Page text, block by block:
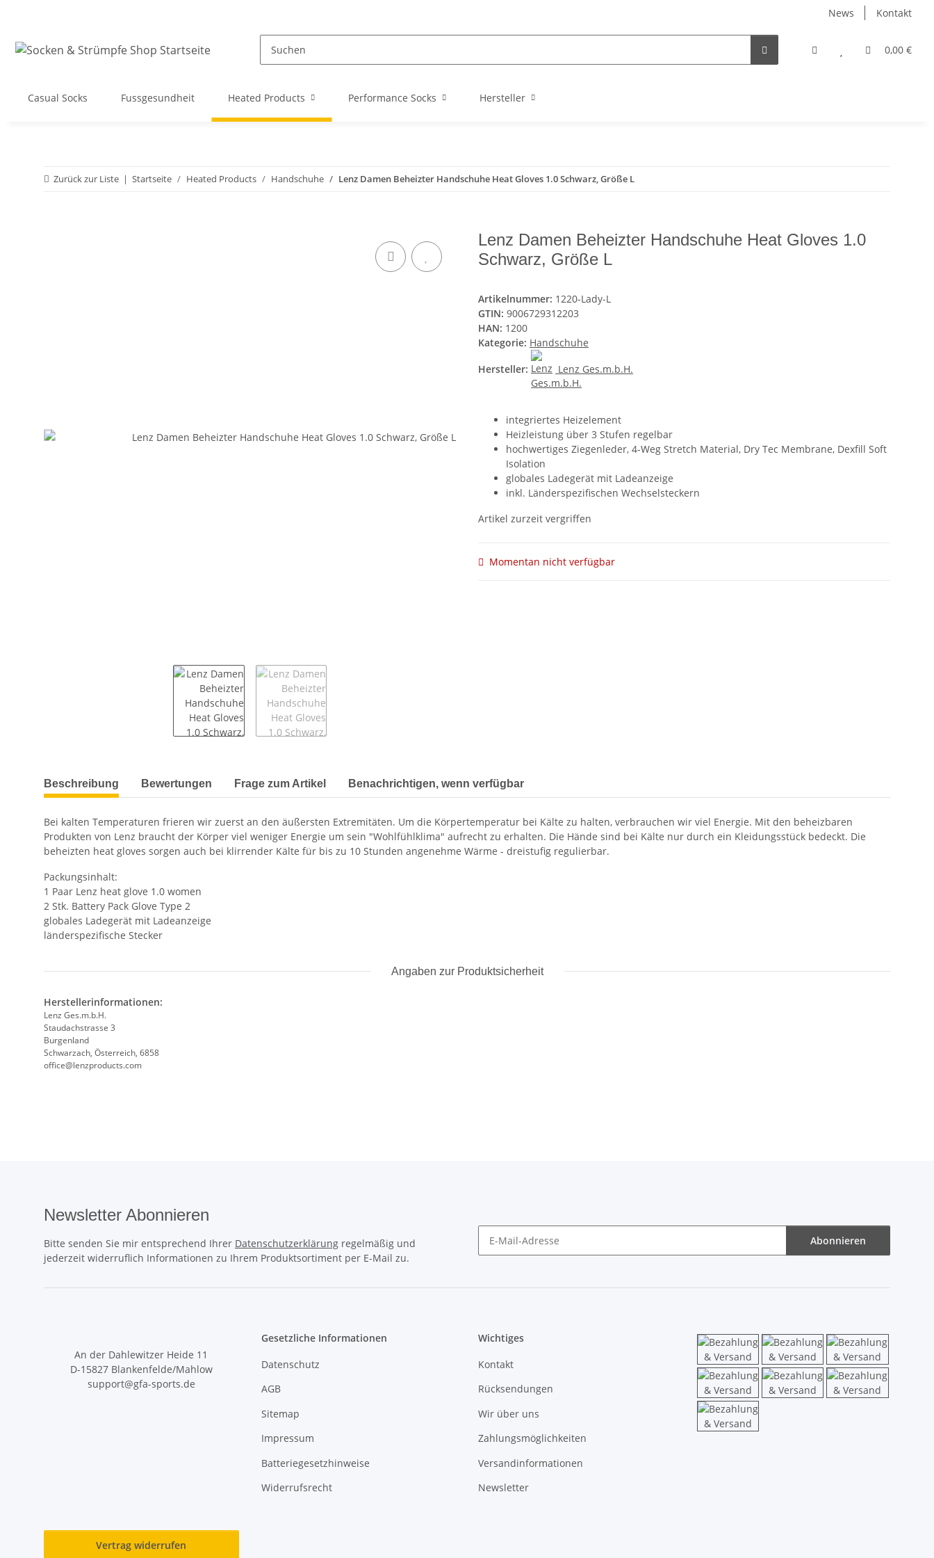
News Kontakt
0,00 €
Casual Socks Fussgesundheit Heated Products Performance Socks Hersteller
Zurück zur Liste Startseite Heated Products Handschuhe Lenz Damen Beheizter Handschuhe Heat Gloves 1.0 Schwarz, Größe L
Lenz Damen Beheizter Handschuhe Heat Gloves 1.0
Schwarz, Größe L
Artikelnummer: 1220-Lady-L
GTIN: 9006729312203
HAN: 1200
Kategorie: Handschuhe
Hersteller:
Lenz Ges.m.b.H.
integriertes Heizelement
Heizleistung über 3 Stufen regelbar
hochwertiges Ziegenleder, 4-Weg Stretch Material, Dry Tec Membrane, Dexfill Soft
Isolation
globales Ladegerät mit Ladeanzeige
inkl. Länderspezifischen Wechselsteckern
Artikel zurzeit vergriffen
Momentan nicht verfügbar
weitere Registerkarten anzeigen
Beschreibung Bewertungen Frage zum Artikel Benachrichtigen, wenn verfügbar
Bei kalten Temperaturen frieren wir zuerst an den äußersten Extremitäten. Um die Körpertemperatur bei Kälte zu halten, verbrauchen wir viel Energie. Mit den beheizbaren
Produkten von Lenz braucht der Körper viel weniger Energie um sein "Wohlfühlklima" aufrecht zu erhalten. Die Hände sind bei Kälte nur durch ein Kleidungsstück bedeckt. Die
beheizten heat gloves sorgen auch bei klirrender Kälte für bis zu 10 Stunden angenehme Wärme - dreistufig regulierbar.
Packungsinhalt:
1 Paar Lenz heat glove 1.0 women
2 Stk. Battery Pack Glove Type 2
globales Ladegerät mit Ladeanzeige
länderspezifische Stecker
Angaben zur Produktsicherheit
Herstellerinformationen:
Lenz Ges.m.b.H.
Staudachstrasse 3
Burgenland
Schwarzach, Österreich, 6858
office@lenzproducts.com
Newsletter Abonnieren
Bitte senden Sie mir entsprechend Ihrer Datenschutzerklärung regelmäßig und
jederzeit widerruflich Informationen zu Ihrem Produktsortiment per E-Mail zu.
Abonnieren
An der Dahlewitzer Heide 11
D-15827 Blankenfelde/Mahlow
support@gfa-sports.de
Gesetzliche Informationen
Datenschutz
AGB
Sitemap
Impressum
Batteriegesetzhinweise
Widerrufsrecht
Wichtiges
Kontakt
Rücksendungen
Wir über uns
Zahlungsmöglichkeiten
Versandinformationen
Newsletter
Vertrag widerrufen